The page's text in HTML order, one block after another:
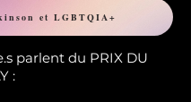
et LGBTQIA+
parlent du PRIX DU
: